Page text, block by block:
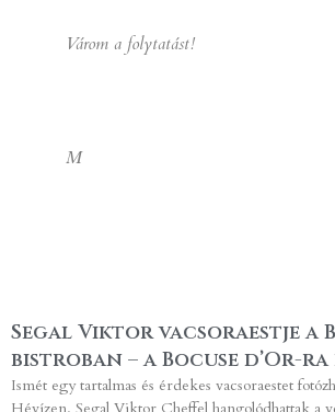
Várom a folytatást!
M
Segal Viktor vacsoraestje a
bistroban – a Bocuse d’Or-
Ismét egy tartalmas és érdekes vacsoraestet